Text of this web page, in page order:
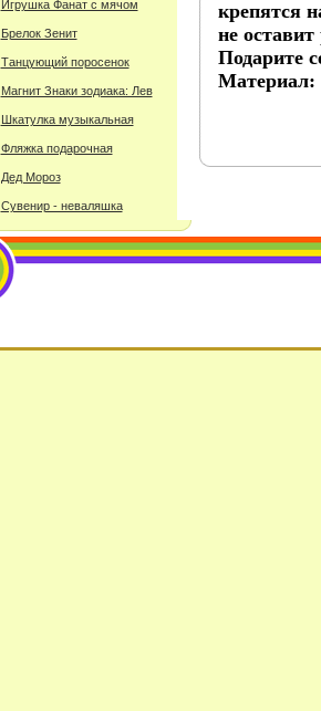
Игрушка Фанат с мячом
Брелок Зенит
Танцующий поросенок
Магнит Знаки зодиака: Лев
Шкатулка музыкальная
Фляжка подарочная
Дед Мороз
Сувенир - неваляшка
крепятся
не
Подарите
Материал: